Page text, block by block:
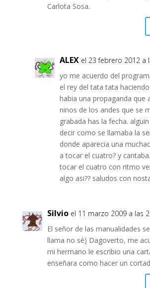
Carlota Sosa.
ALEX el 23 febrero 2012 a
yo me acuerdo del
el rey del tata tata
habia una propaganda que
ninos de los andes que se
grabada has la fecha.
decir como se llamaba la
donde aparecia una
a tocar el cuatro? y
tocar el cuatro con ritmo
algo asi?? saludos con
Silvio el 11 marzo 2009 a las
El señor de las manualidades
llama no sé) Dagoverto, me
mi hermano le escribio una
enseñara como hacer un